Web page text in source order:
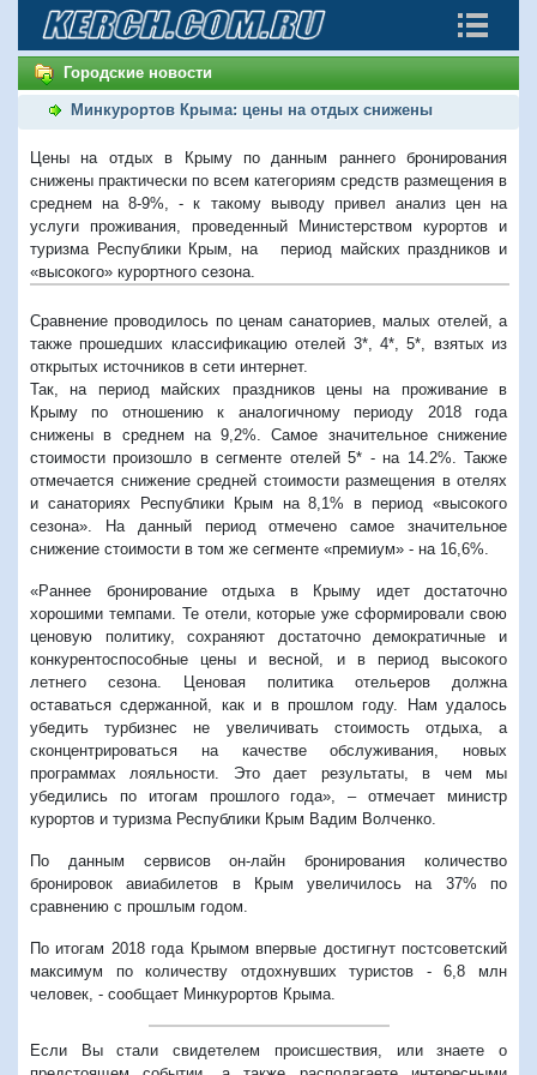
Городские новости
Минкурортов Крыма: цены на отдых снижены
Цены на отдых в Крыму по данным раннего бронирования
снижены практически по всем категориям средств размещения в
среднем на 8-9%, - к такому выводу привел анализ цен на
услуги проживания, проведенный Министерством курортов и
туризма Республики Крым, на период майских праздников и
«высокого» курортного сезона.
Сравнение проводилось по ценам санаториев, малых отелей, а
также прошедших классификацию отелей 3*, 4*, 5*, взятых из
открытых источников в сети интернет.
Так, на период майских праздников цены на проживание в
Крыму по отношению к аналогичному периоду 2018 года
снижены в среднем на 9,2%. Самое значительное снижение
стоимости произошло в сегменте отелей 5* - на 14.2%. Также
отмечается снижение средней стоимости размещения в отелях
и санаториях Республики Крым на 8,1% в период «высокого
сезона». На данный период отмечено самое значительное
снижение стоимости в том же сегменте «премиум» - на 16,6%.
«Раннее бронирование отдыха в Крыму идет достаточно
хорошими темпами. Те отели, которые уже сформировали свою
ценовую политику, сохраняют достаточно демократичные и
конкурентоспособные цены и весной, и в период высокого
летнего сезона. Ценовая политика отельеров должна
оставаться сдержанной, как и в прошлом году. Нам удалось
убедить турбизнес не увеличивать стоимость отдыха, а
сконцентрироваться на качестве обслуживания, новых
программах лояльности. Это дает результаты, в чем мы
убедились по итогам прошлого года», – отмечает министр
курортов и туризма Республики Крым Вадим Волченко.
По данным сервисов он-лайн бронирования количество
бронировок авиабилетов в Крым увеличилось
на 37% по
сравнению с прошлым годом.
По итогам 2018 года Крымом впервые достигнут постсоветский
максимум по количеству отдохнувших туристов - 6,8 млн
человек, - сообщает Минкурортов Крыма.
Если Вы стали свидетелем происшествия, или знаете о